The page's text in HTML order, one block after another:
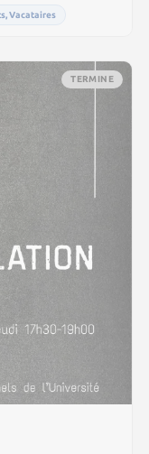
Vacataires
TERMINE